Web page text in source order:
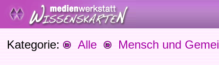
Kategorie: Alle Mensch und